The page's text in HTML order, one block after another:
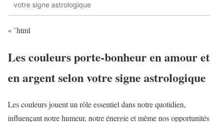
votre signe astrologique
« `html
Les couleurs porte-bonheur en amour et
en argent selon votre signe astrologique
Les couleurs jouent un rôle essentiel dans notre quotidien,
influençant notre humeur, notre énergie et même nos opportunités